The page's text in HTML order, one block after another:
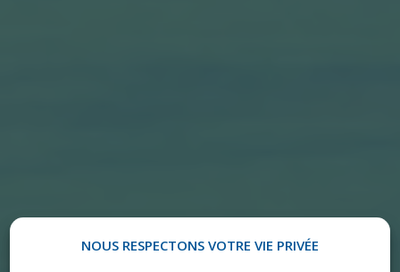
NOUS RESPECTONS VOTRE VIE PRIVÉE